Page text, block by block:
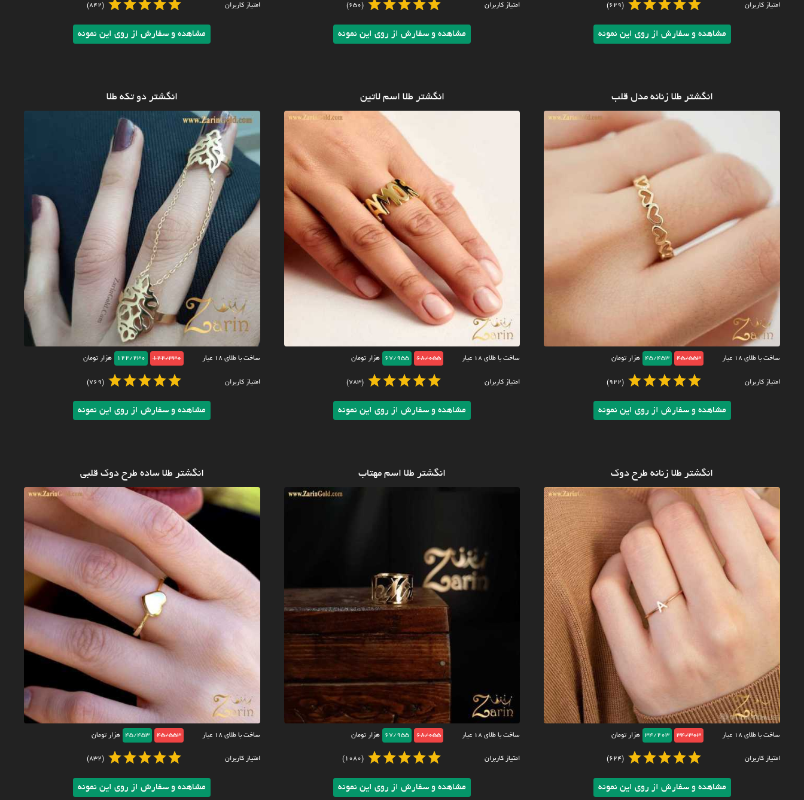
امتیاز کاربران (629)
مشاهده و سفارش از روی این نمونه
امتیاز کاربران (650)
مشاهده و سفارش از روی این نمونه
امتیاز کاربران (842)
مشاهده و سفارش از روی این نمونه
انگشتر طلا زنانه مدل قلب
ساخت با طلای ۱۸ عیار 45/553
45/453 هزار تومان
امتیاز کاربران (922)
مشاهده و سفارش از روی این نمونه
انگشتر طلا اسم لاتین
ساخت با طلای ۱۸ عیار 68/055
67/955 هزار تومان
امتیاز کاربران (783)
مشاهده و سفارش از روی این نمونه
انگشتر دو تکه طلا
ساخت با طلای ۱۸ عیار 122/330
122/230 هزار تومان
امتیاز کاربران (769)
مشاهده و سفارش از روی این نمونه
انگشتر طلا زنانه طرح دوک
ساخت با طلای ۱۸ عیار 34/303
34/203 هزار تومان
امتیاز کاربران (624)
مشاهده و سفارش از روی این نمونه
انگشتر طلا اسم مهتاب
ساخت با طلای ۱۸ عیار 68/055
67/955 هزار تومان
امتیاز کاربران (1080)
مشاهده و سفارش از روی این نمونه
انگشتر طلا ساده طرح دوک قلبی
ساخت با طلای ۱۸ عیار 45/553
45/453 هزار تومان
امتیاز کاربران (832)
مشاهده و سفارش از روی این نمونه